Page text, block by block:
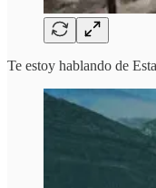
Te estoy hablando de